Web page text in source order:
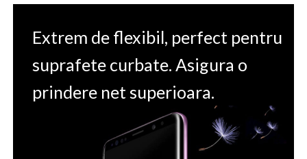
Extrem de flexibil, perfect pentru
suprafete curbate. Asigura o
prindere net superioara.